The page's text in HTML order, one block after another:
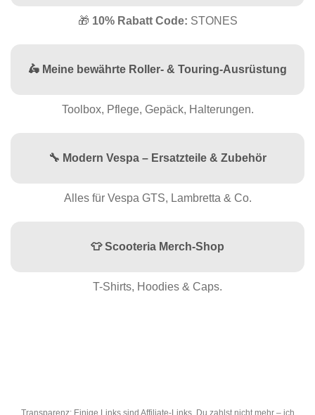
🎁 10% Rabatt Code: STONES
🛵 Meine bewährte Roller- & Touring-Ausrüstung
Toolbox, Pflege, Gepäck, Halterungen.
🔧 Modern Vespa – Ersatzteile & Zubehör
Alles für Vespa GTS, Lambretta & Co.
👕 Scooteria Merch-Shop
T-Shirts, Hoodies & Caps.